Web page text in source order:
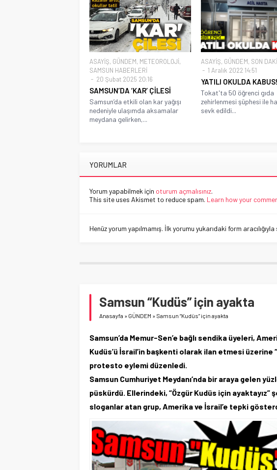
ASAYİŞ, GÜNDEM, METEOROLOJİ,
SAMSUN HABERLERİ
20 Şubat 2025 20:16
SAMSUN’DA ‘KAR’ ÇİLESİ
Samsun’da etkili olan kar yağışı
nedeniyle ulaşımda aksamalar
meydana gelirken,...
ASAYİŞ, GÜNDEM, SON
1 Aralık 2022 14:51
YATILI OKULDA KABUS!
Tokat'ta 50 öğrenci gıda
zehirlenmesi şüphesi ile
sevk edildi...
YORUMLAR
Yorum yapabilmek için oturum açmalısınız.
This site uses Akismet to reduce spam. Learn how your
Henüz yorum yapılmamış. İlk yorumu yukarıdaki form
Samsun “Kudüs” için ayakta
Anasayfa » GÜNDEM » Samsun “Kudüs” için ayakta
Samsun’da Memur-Sen’e bağlı sendika üyeleri,
Kudüs’ü İsrail’in başkenti olarak ilan etmesi üzerine
protesto eylemi düzenledi.
Samsun Cumhuriyet Meydanı’nda bir araya gelen
püskürdü. Ellerindeki, “Özgür Kudüs için ayaktayız”
sloganlar atan grup, Amerika ve İsrail’e tepki